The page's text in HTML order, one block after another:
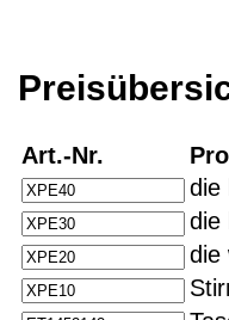
Art.-Nr.
die
die
die